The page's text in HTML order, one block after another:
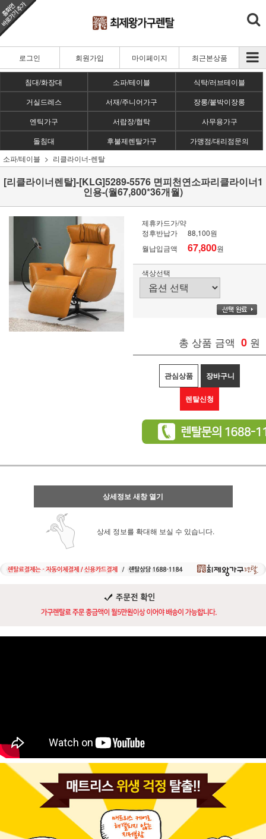
로그인 회원가입 마이페이지 최근본상품
침대/화장대 소파/테이블
식탁/러브테이블
거실드레스
서재/주니어가구
장롱/붙박이장롱
엔틱가구
서랍장/협탁
사무용가구
돌침대
후불제렌탈가구
가맹점/대리점문의
소파/테이블
리클라이너-렌탈
[리클라이너렌탈]-[KLG]5289-5576 면피천연소파리클라이너1
인용-(월67,800*36개월)
제휴카드가/약
정후반납가
88,100원
월납입금액
67,800원
색상선택
총 상품 금액 0 원
관심상품 장바구니
렌탈신청
상세정보 새창 열기
상세 정보를 확대해 보실 수 있습니다.